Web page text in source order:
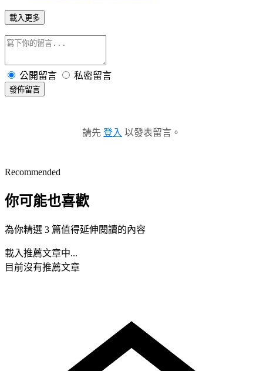
載入更多
公開留言 私密留言
發佈留言
請先 登入 以發表留言。
Recommended
你可能也喜歡
為你精選 3 篇值得延伸閱讀的內容
載入推薦文章中...
目前沒有推薦文章